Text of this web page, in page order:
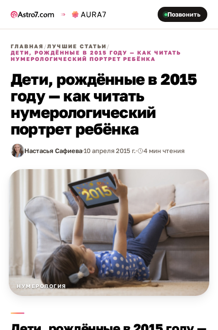
Позвонить
ГЛАВНАЯ /ЛУЧШИЕ СТАТЬИ /
ДЕТИ, РОЖДЁННЫЕ В 2015 ГОДУ — КАК ЧИТАТЬ
НУМЕРОЛОГИЧЕСКИЙ ПОРТРЕТ РЕБЁНКА
Дети, рождённые в 2015
году — как читать
нумерологический
портрет ребёнка
Настасья Сафиева10 апреля 2015 г. 4 мин чтения
НУМЕРОЛОГИЯ